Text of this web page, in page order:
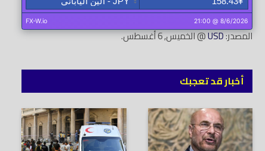
المصدر:USD@ الخميس, 6 أغسطس.
أخبار قد تعجبك